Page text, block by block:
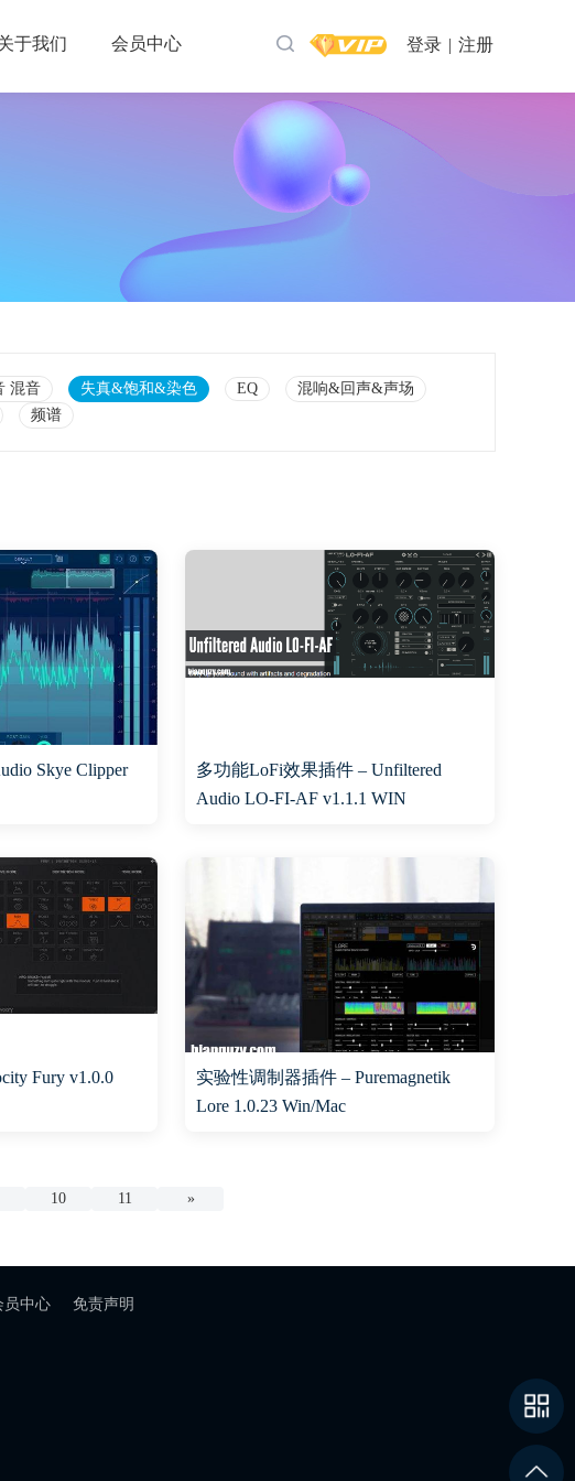
于我们 会员中心 登录 | 注册
混音 失真&饱和&染色 EQ
混响&回声&声场
频谱
Skye Clipper
多功能LoFi效果插件 – Unfiltered
Audio LO-FI-AF v1.1.1 WIN
Fury v1.0.0
实验性调制器插件 – Puremagnetik
Lore 1.0.23 Win/Mac
10 11 »
员中心 免责声明